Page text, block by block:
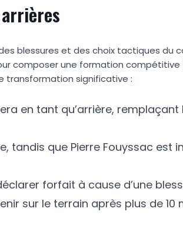
blessures et des choix tactiques du
composer une formation
transformation significative :
en tant qu’arrière, remplaçant
tandis que Pierre Fouyssac est
forfait à cause d’une
sur le terrain après plus de 10